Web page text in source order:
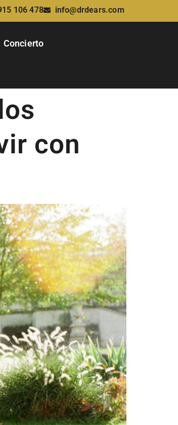
106 478 info@drdears.com
Concierto
con